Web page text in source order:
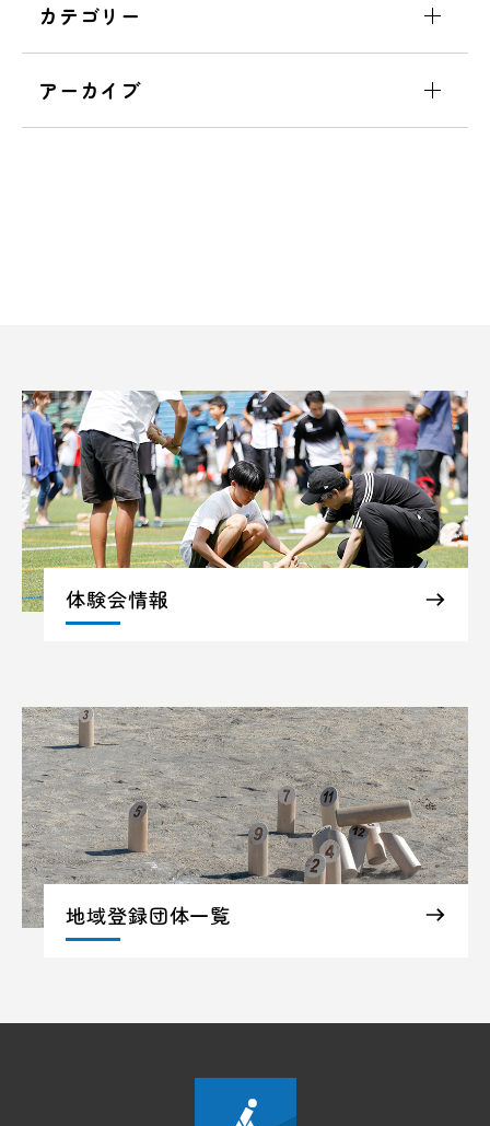
カテゴリー
アーカイブ
体験会情報
地域登録団体一覧